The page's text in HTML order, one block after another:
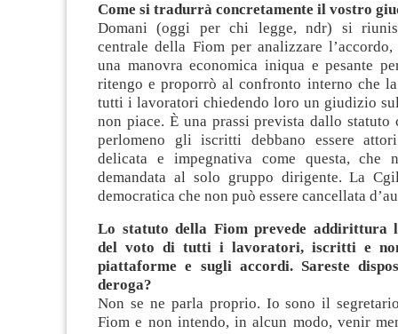
Come si tradurrà concretamente il vostro
Domani (oggi per chi legge, ndr) si
centrale della Fiom per analizzare
una manovra economica iniqua e pesante
ritengo e proporrò al confronto interno che
tutti i lavoratori chiedendo loro un giudizio
non piace. È una prassi prevista dallo statuto
perlomeno gli iscritti debbano essere
delicata e impegnativa come questa, che
demandata al solo gruppo dirigente. La
democratica che non può essere cancellata
Lo statuto della Fiom prevede addirittura
del voto di tutti i lavoratori, iscritti e
piattaforme e sugli accordi. Sareste
deroga?
Non se ne parla proprio. Io sono il
Fiom e non intendo, in alcun modo, venir